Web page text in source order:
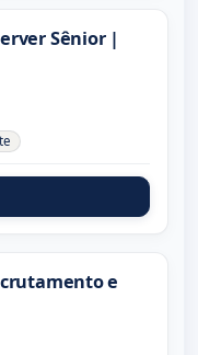
Sênior |
e